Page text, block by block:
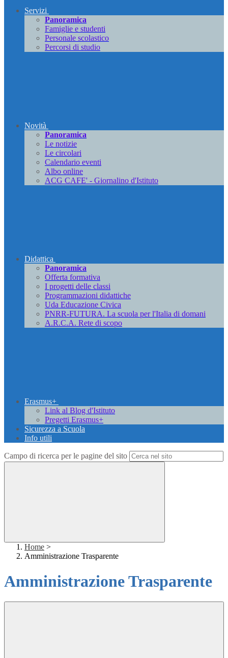
Servizi
Panoramica
Famiglie e studenti
Personale scolastico
Percorsi di studio
Novità
Panoramica
Le notizie
Le circolari
Calendario eventi
Albo online
ACG CAFE' - Giornalino d'Istituto
Didattica
Panoramica
Offerta formativa
I progetti delle classi
Programmazioni didattiche
Uda Educazione Civica
PNRR-FUTURA. La scuola per l'Italia di domani
A.R.C.A. Rete di scopo
Erasmus+
Link al Blog d'Istituto
Pregetti Erasmus+
Sicurezza a Scuola
Info utili
Campo di ricerca per le pagine del sito
Home >
Amministrazione Trasparente
Amministrazione Trasparente